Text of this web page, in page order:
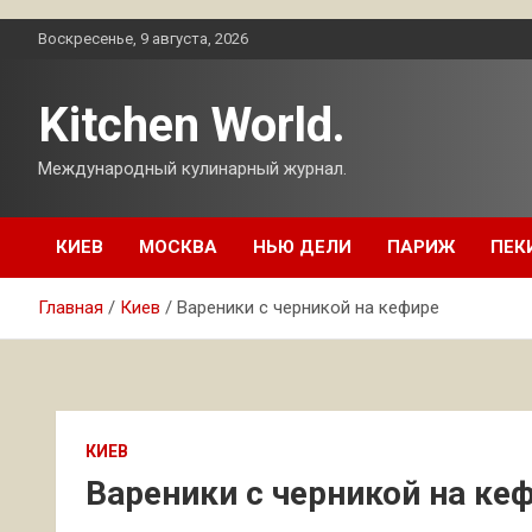
ПерейтиВоскресенье, 9 августа, 2026
Kitchen World.
Международный кулинарный журнал.
КИЕВ МОСКВА НЬЮ ДЕЛИ ПАРИЖ
Главная Киев Вареники с черникой на кефире
КИЕВ
Вареники с черникой на